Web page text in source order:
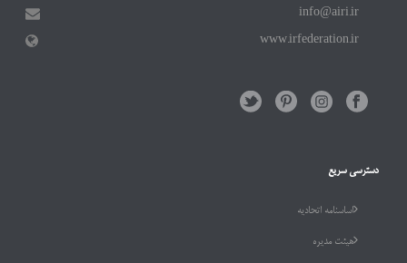
info@airi.ir
www.irfederation.ir
دسترسی سریع
اساسنامه اتحادیه
هیئت مدیره